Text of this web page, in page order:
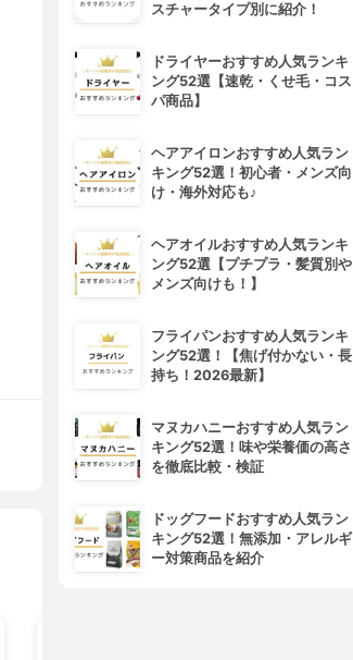
スチャータイプ別に紹介！
ドライヤーおすすめ人気ランキ
ング52選【速乾・くせ毛・コス
パ商品】
ヘアアイロンおすすめ人気ラン
キング52選！初心者・メンズ向
け・海外対応も♪
ヘアオイルおすすめ人気ランキ
ング52選【プチプラ・髪質別や
メンズ向けも！】
フライパンおすすめ人気ランキ
ング52選！【焦げ付かない・長
持ち！2026最新】
マヌカハニーおすすめ人気ラン
キング52選！味や栄養価の高さ
を徹底比較・検証
ドッグフードおすすめ人気ラン
キング52選！無添加・アレルギ
ー対策商品を紹介